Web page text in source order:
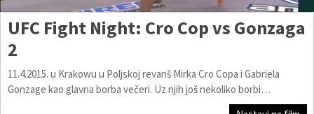
UFC Fight Night: Cro Cop vs Gonzaga
2
11.4.2015. u Krakowu u Poljskoj revanš Mirka Cro Copa i Gabriela
Gonzage kao glavna borba večeri. Uz njih još nekoliko borbi…